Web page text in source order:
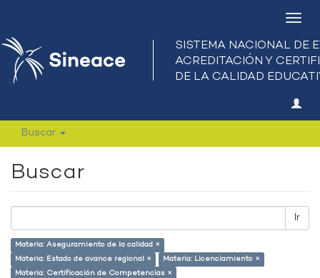
Buscar
Buscar
Ir
Materia: Aseguramiento de la calidad ×
Materia: Estado de avance regional ×
Materia: Licenciamiento ×
Materia: Certificación de Competencias ×